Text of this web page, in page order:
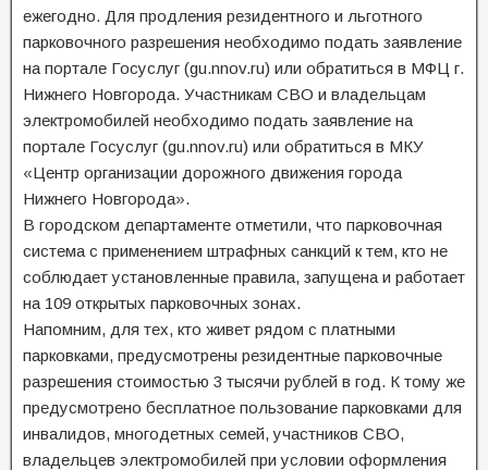
ежегодно. Для продления резидентного и льготного
парковочного разрешения необходимо подать заявление
на портале Госуслуг (gu.nnov.ru) или обратиться в МФЦ г.
Нижнего Новгорода. Участникам СВО и владельцам
электромобилей необходимо подать заявление на
портале Госуслуг (gu.nnov.ru) или обратиться в МКУ
«Центр организации дорожного движения города
Нижнего Новгорода».
В городском департаменте отметили, что парковочная
система с применением штрафных санкций к тем, кто не
соблюдает установленные правила, запущена и работает
на 109 открытых парковочных зонах.
Напомним, для тех, кто живет рядом с платными
парковками, предусмотрены резидентные парковочные
разрешения стоимостью 3 тысячи рублей в год. К тому же
предусмотрено бесплатное пользование парковками для
инвалидов, многодетных семей, участников СВО,
владельцев электромобилей при условии оформления